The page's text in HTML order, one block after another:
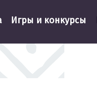
Игры и конкурсы